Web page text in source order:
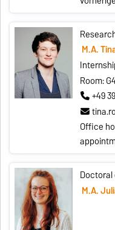
M.A.
Room:
+49
Office
M.A.